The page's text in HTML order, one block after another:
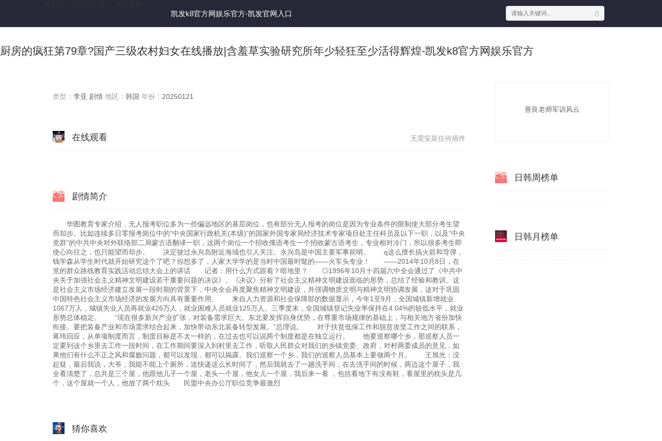
厨房的疯狂第79章?国产三级农村妇女在线播放|含羞草实验研究所年少轻狂至少活得辉煌-凯发k8官方网娱乐官方
凯发k8官方网娱乐官方-凯发官网入口
类型： 李亚 剧情 地区： 韩国 年份： 20250121
无需安装任何插件
在线观看
剧情简介
华图教育专家介绍，无人报考职位多为一些偏远地区的基层岗位，也有部分无人报考的岗位是因为专业条件的限制使大部分考生望
而却步。比如连续多日零报考岗位中的“中央国家行政机关(本级)”的国家外国专家局经济技术专家项目处主任科员及以下一职，以及“中央
党群”的中共中央对外联络部二局蒙古语翻译一职，这两个岗位一个招收俄语考生一个招收蒙古语考生，专业相对冷门，所以很多考生即
使心向往之，也只能望而却步。 决定驶过永兴岛附近海域也引人关注。永兴岛是中国主要军事前哨。 q这么擅长搞火箭和导弹，
钱学森从学生时代就开始研究这个了吧？你想多了，人家大学学的是当时中国最时髦的——火车头专业！ ——2014年10月8日，在
党的群众路线教育实践活动总结大会上的讲话 记者：用什么方式跟着？暗地里？ ◎1996年10月十四届六中全会通过了《中共中
央关于加强社会主义精神文明建设若干重要问题的决议》。《决议》分析了社会主义精神文明建设面临的形势，总结了经验和教训。这
是社会主义市场经济建立发展一段时期的背景下，中央全会再度聚焦精神文明建设，并强调物质文明与精神文明协调发展，这对于巩固
中国特色社会主义市场经济的发展方向具有重要作用。 来自人力资源和社会保障部的数据显示，今年1至9月，全国城镇新增就业
1067万人，城镇失业人员再就业426万人，就业困难人员就业125万人。三季度末，全国城镇登记失业率保持在4.04%的较低水平，就业
形势总体稳定。 “现在很多新兴产业扩张，对装备需求巨大。东北要发挥自身优势，在尊重市场规律的基础上，与相关地方省份加快
衔接。要把装备产业和市场需求结合起来，加快带动东北装备转型发展。”总理说。 对于扶贫低保工作和脱贫攻坚工作之间的联系，
蒋玮回应，从单项制度而言，制度目标是不太一样的，在过去也可以说两个制度都是在独立运行。 他要巡察哪个乡，那巡察人员一
定要到这个乡里去工作一段时间，在工作期间要深入到村里去工作，听取人民群众对我们的乡镇党委、政府，对村两委成员的意见，如
果他们有什么不正之风和腐败问题，都可以发现，都可以揭露。我们巡察一个乡，我们的巡察人员基本上要做两个月。 王旭光：没
起疑，最后我说，大爷，我能不能上个厕所，送快递这么长时间了，然后我就去了一趟洗手间，在去洗手间的时候，两边这个屋子，我
全看清楚了，总共是三个屋，他跟他儿子一个屋，老头一个屋，他女儿一个屋，我后来一看 ，包括看地下有没有鞋，看屋里的枕头是几
个，这个屋就一个人，他放了两个枕头 民盟中央办公厅职位竞争最激烈
猜你喜欢
善良老师军训风云
日韩周榜单
日韩月榜单